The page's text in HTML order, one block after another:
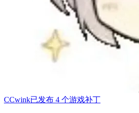
CCwink已发布 4 个游戏补丁